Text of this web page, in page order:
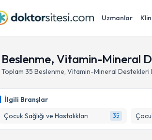
Uzmanlar
Beslenme, Vitamin-Mineral
Toplam 35 Beslenme, Vitamin-Mineral Destekleri
İlgili Branşlar
Çocuk Sağlığı ve Hastalıkları
35